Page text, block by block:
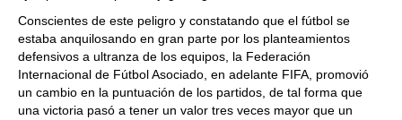
Conscientes de este peligro y constatando que el fútbol se
estaba anquilosando en gran parte por los planteamientos
defensivos a ultranza de los equipos, la Federación
Internacional de Fútbol Asociado, en adelante FIFA, promovió
un cambio en la puntuación de los partidos, de tal forma que
una victoria pasó a tener un valor tres veces mayor que un